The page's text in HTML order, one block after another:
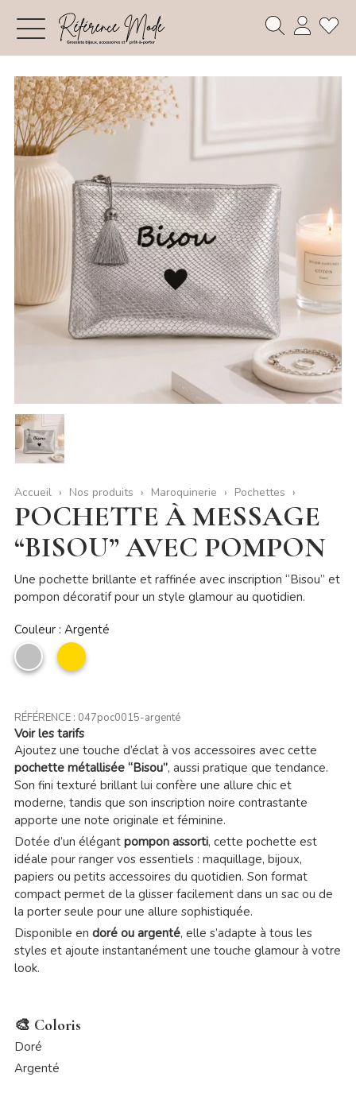
Accueil Nos produits Maroquinerie Pochettes
POCHETTE À MESSAGE
“BISOU” AVEC POMPON
Une pochette brillante et raffinée avec inscription “Bisou” et
pompon décoratif pour un style glamour au quotidien.
Couleur : Argenté
ArgentéDoré
RÉFÉRENCE : 047poc0015-argenté
Voir les tarifs
Ajoutez une touche d’éclat à vos accessoires avec cette
pochette métallisée “Bisou”, aussi pratique que tendance.
Son fini texturé brillant lui confère une allure chic et
moderne, tandis que son inscription noire contrastante
apporte une note originale et féminine.
Dotée d’un élégant pompon assorti, cette pochette est
idéale pour ranger vos essentiels : maquillage, bijoux,
papiers ou petits accessoires du quotidien. Son format
compact permet de la glisser facilement dans un sac ou de
la porter seule pour une allure sophistiquée.
Disponible en doré ou argenté, elle s’adapte à tous les
styles et ajoute instantanément une touche glamour à votre
look.
🎨 Coloris
Doré
Argenté